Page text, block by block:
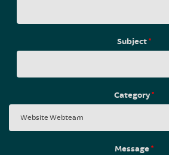
Subject*
Category*
Message*